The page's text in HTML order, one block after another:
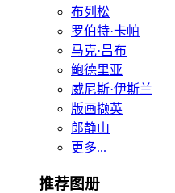
布列松
罗伯特·卡帕
马克·吕布
鲍德里亚
威尼斯·伊斯兰
版画撷英
郎静山
更多...
推荐图册